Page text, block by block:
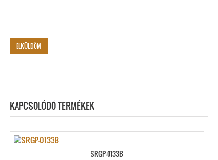
KAPCSOLÓDÓ TERMÉKEK
SRGP-0133B